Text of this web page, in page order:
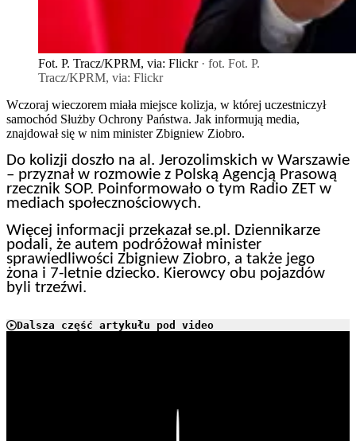
Fot. P. Tracz/KPRM, via: Flickr· fot. Fot. P.
Tracz/KPRM, via: Flickr
Wczoraj wieczorem miała miejsce kolizja, w której uczestniczył
samochód Służby Ochrony Państwa. Jak informują media,
znajdował się w nim minister Zbigniew Ziobro.
Do kolizji doszło na al. Jerozolimskich w Warszawie
– przyznał w rozmowie z Polską Agencją Prasową
rzecznik SOP. Poinformowało o tym Radio ZET w
mediach społecznościowych.
Więcej informacji przekazał se.pl. Dziennikarze
podali, że autem podróżował minister
sprawiedliwości Zbigniew Ziobro, a także jego
żona i 7-letnie dziecko. Kierowcy obu pojazdów
byli trzeźwi.
Dalsza część artykułu pod video